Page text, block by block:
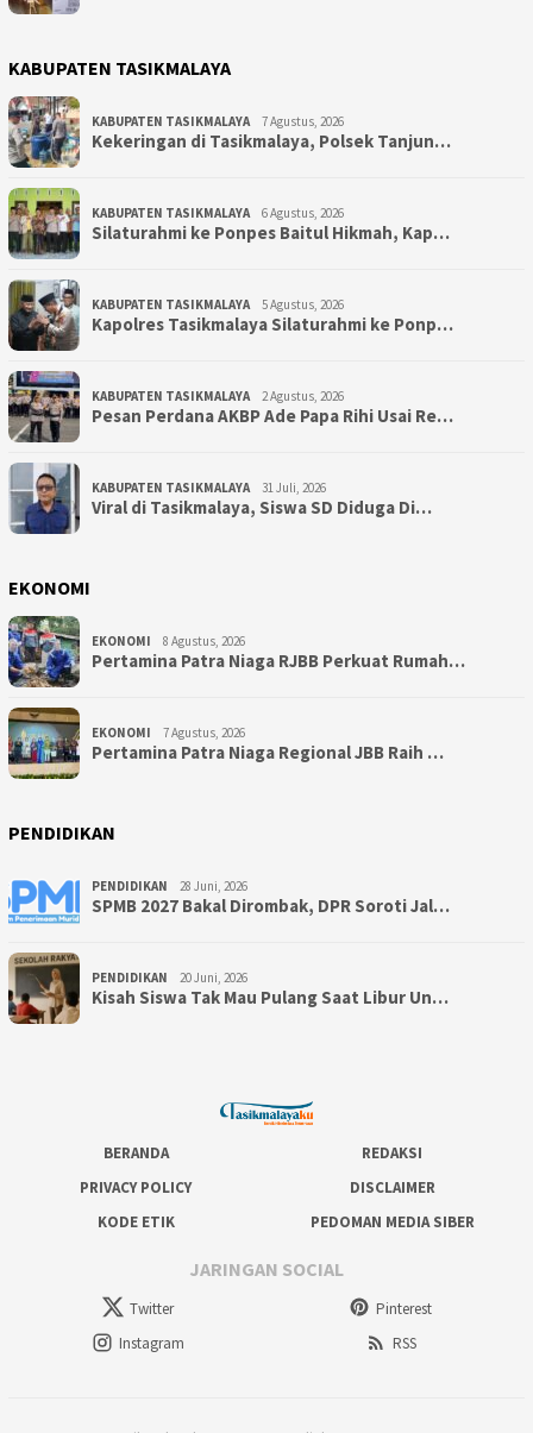
KABUPATEN TASIKMALAYA
KABUPATEN TASIKMALAYA 7 Agustus, 2026
Kekeringan di Tasikmalaya, Polsek Tanjun…
KABUPATEN TASIKMALAYA 6 Agustus, 2026
Silaturahmi ke Ponpes Baitul Hikmah, Kap…
KABUPATEN TASIKMALAYA 5 Agustus, 2026
Kapolres Tasikmalaya Silaturahmi ke Ponp…
KABUPATEN TASIKMALAYA 2 Agustus, 2026
Pesan Perdana AKBP Ade Papa Rihi Usai Re…
KABUPATEN TASIKMALAYA 31 Juli, 2026
Viral di Tasikmalaya, Siswa SD Diduga Di…
EKONOMI
EKONOMI 8 Agustus, 2026
Pertamina Patra Niaga RJBB Perkuat Rumah…
EKONOMI 7 Agustus, 2026
Pertamina Patra Niaga Regional JBB Raih …
PENDIDIKAN
PENDIDIKAN 28 Juni, 2026
SPMB 2027 Bakal Dirombak, DPR Soroti Jal…
PENDIDIKAN 20 Juni, 2026
Kisah Siswa Tak Mau Pulang Saat Libur Un…
BERANDA
REDAKSI
PRIVACY POLICY
DISCLAIMER
KODE ETIK
PEDOMAN MEDIA SIBER
JARINGAN SOCIAL
Twitter
Pinterest
Instagram
RSS